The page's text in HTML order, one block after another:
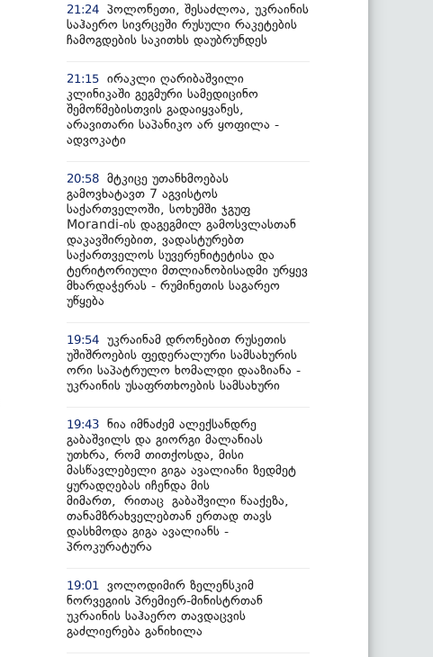
21:24 პოლონეთი, შესაძლოა, უკრაინის
საჰაერო სივრცეში რუსული რაკეტების
ჩამოგდების საკითხს დაუბრუნდეს
21:15 ირაკლი ღარიბაშვილი
კლინიკაში გეგმური სამედიცინო
შემოწმებისთვის გადაიყვანეს,
არავითარი საპანიკო არ ყოფილა -
ადვოკატი
20:58 მტკიცე უთანხმოებას
გამოვხატავთ 7 აგვისტოს
საქართველოში, სოხუმში ჯგუფ
Morandi-ის დაგეგმილ გამოსვლასთან
დაკავშირებით, ვადასტურებთ
საქართველოს სუვერენიტეტისა და
ტერიტორიული მთლიანობისადმი ურყევ
მხარდაჭერას - რუმინეთის საგარეო
უწყება
19:54 უკრაინამ დრონებით რუსეთის
უშიშროების ფედერალური სამსახურის
ორი საპატრულო ხომალდი დააზიანა -
უკრაინის უსაფრთხოების სამსახური
19:43 ნია იმნაძემ ალექსანდრე
გაბაშვილს და გიორგი მალანიას
უთხრა, რომ თითქოსდა, მისი
მასწავლებელი გიგა ავალიანი ზედმეტ
ყურადღებას იჩენდა მის
მიმართ, რითაც გაბაშვილი წააქეზა,
თანამზრახველებთან ერთად თავს
დასხმოდა გიგა ავალიანს -
პროკურატურა
19:01
ვოლოდიმირ ზელენსკიმ
ნორვეგიის პრემიერ-მინისტრთან
უკრაინის საჰაერო თავდაცვის
გაძლიერება განიხილა